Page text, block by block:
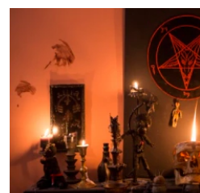
Вернутся
СЕВЕР.РЕАЛИИ
СИБИРЬ.РЕАЛИИ
РАСПИСАНИЕ ВЕЩАНИЯ
ПОДПИШИТЕСЬ НА РАССЫЛКУ
СОЦИАЛЬНЫЕ СЕТИ